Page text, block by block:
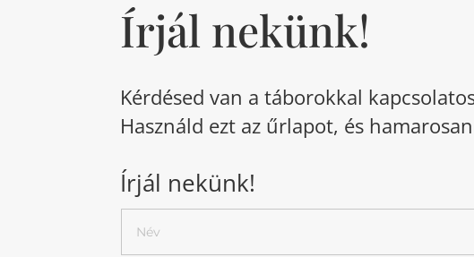
Írjál nekünk!
Kérdésed van a táborokkal
Használd ezt az űrlapot, és
Írjál nekünk!